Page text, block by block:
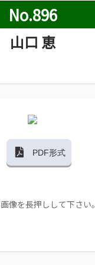
No.896
山口 恵
PDF形式
像を長押しして下さい。